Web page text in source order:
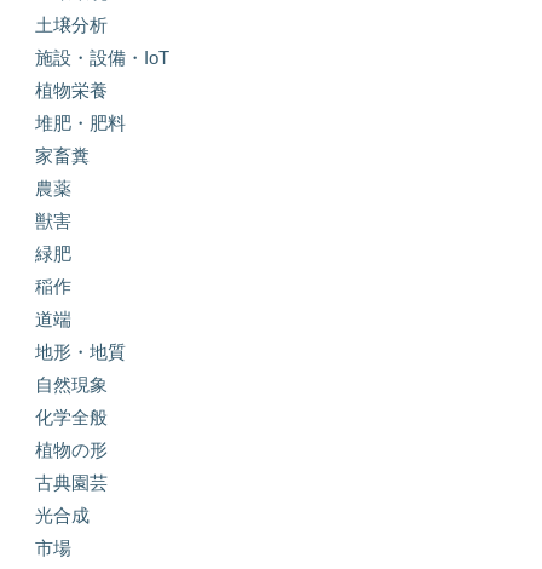
土壌分析
施設・設備・IoT
植物栄養
堆肥・肥料
家畜糞
農薬
獣害
緑肥
稲作
道端
地形・地質
自然現象
化学全般
植物の形
古典園芸
光合成
市場